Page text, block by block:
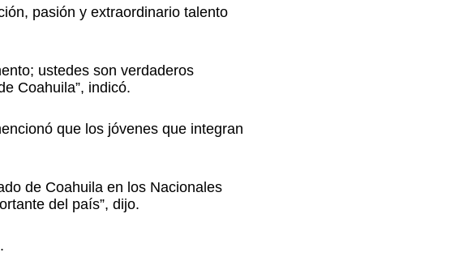
pasión y extraordinario talento
ustedes son verdaderos
Coahuila”, indicó.
que los jóvenes que integran
de Coahuila en los Nacionales
del país”, dijo.